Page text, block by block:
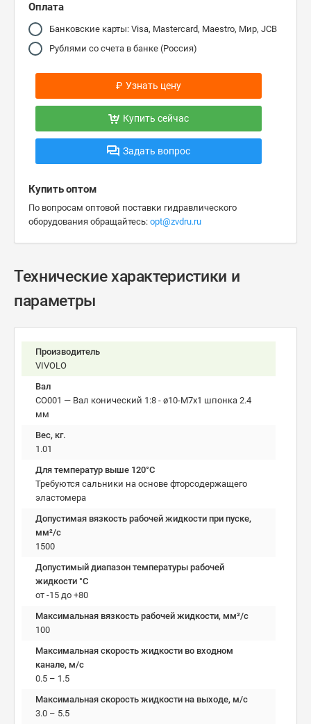
Оплата
Банковские карты: Visa, Mastercard, Maestro, Мир, JCB
Рублями со счета в банке (Россия)
₽ Узнать цену
Купить сейчас
Задать вопрос
Купить оптом
По вопросам оптовой поставки гидравлического
оборудования обращайтесь: opt@zvdru.ru
Технические характеристики и
параметры
Производитель
VIVOLO
Вал
CO001 — Вал конический 1:8 - ø10-М7х1 шпонка 2.4
мм
Вес, кг.
1.01
Для температур выше 120°C
Требуются сальники на основе фторсодержащего
эластомера
Допустимая вязкость рабочей жидкости при пуске,
мм²/c
1500
Допустимый диапазон температуры рабочей
жидкости °C
от -15 до +80
Максимальная вязкость рабочей жидкости, мм²/c
100
Максимальная скорость жидкости во входном
канале, м/с
0.5 – 1.5
Максимальная скорость жидкости на выходе, м/с
3.0 – 5.5